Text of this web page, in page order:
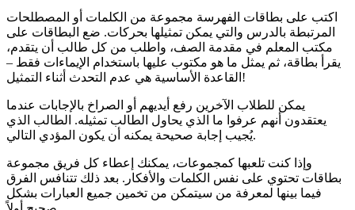
اكتب على بطاقات الفهرسة مجموعة من الكلمات أو المصطلحات
المرتبطة بالدرس والتي يمكن تمثيلها بحركات. ضع البطاقات على
مكتب المعلم في مقدمة الصف، واطلب من كل طالب أن يتقدم،
يقرأ بطاقة، ثم يمثل ما هو مكتوب عليها باستخدام الإيماءات فقط –
القاعدة الأساسية هي عدم التحدث أثناء التمثيل!
يمكن للطلاب الآخرين رفع أيديهم أو الصراخ بالإجابات عندما
يعتقدون أنهم عرفوا ما الذي يحاول الطالب تمثيله. الطالب الذي
يُجيب إجابة صحيحة يمكنه أن يكون المؤدي التالي.
وإذا كنت تلعبها كمجموعات، يمكنك إعطاء كل فريق مجموعة
بطاقات تحتوي على نفس الكلمات والأفكار. بعد ذلك تتنافس الفرق
فيما بينها لمعرفة من سيتمكن من تخمين جميع العبارات بشكل